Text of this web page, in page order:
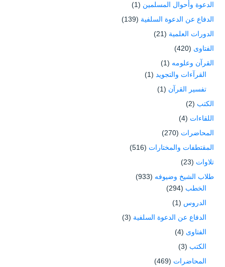
الدعوة وأحوال المسلمين (1)
الدفاع عن الدعوة السلفية (139)
الدورات العلمية (21)
الفتاوى (420)
القرآن وعلومه (1)
القرآءات والتجويد (1)
تفسير القرآن (1)
الكتب (2)
اللقاءات (4)
المحاضرات (270)
المقتطفات والمختارات (516)
تلاوات (23)
طلاب الشيخ وضيوفه (933)
الخطب (294)
الدروس (1)
الدفاع عن الدعوة السلفية (3)
الفتاوى (4)
الكتب (3)
المحاضرات (469)